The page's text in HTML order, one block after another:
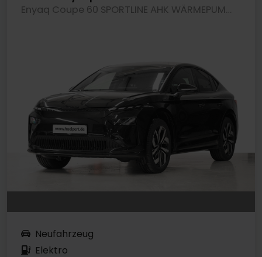
Enyaq Coupe 60 SPORTLINE AHK WÄRMEPUMPE 360CAM
Neufahrzeug
Elektro